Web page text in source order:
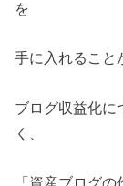
を
手に入れること
ブログ収益化に
く、
「資産ブログ